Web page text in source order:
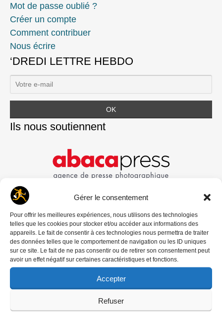
Gérer le consentement
Pour offrir les meilleures expériences, nous utilisons des technologies
telles que les cookies pour stocker et/ou accéder aux informations des
appareils. Le fait de consentir à ces technologies nous permettra de traiter
des données telles que le comportement de navigation ou les ID uniques
sur ce site. Le fait de ne pas consentir ou de retirer son consentement peut
avoir un effet négatif sur certaines caractéristiques et fonctions.
Accepter
Refuser
Mot de passe oublié ?
Créer un compte
Comment contribuer
Nous écrire
‘DREDI LETTRE HEBDO
Ils nous soutiennent